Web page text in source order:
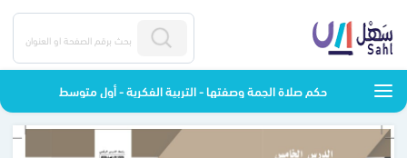
حكم صلاة الجمة وصفتها - التربية الفكرية - أول متوسط